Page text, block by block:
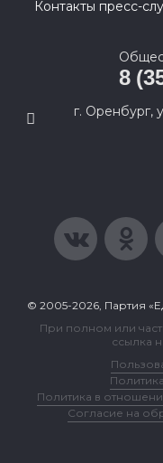
Контакты пресс-
8
г. Оренбург,
© 2005-2026, Партия
При полном или
ссылка
Политика в
Согласие на